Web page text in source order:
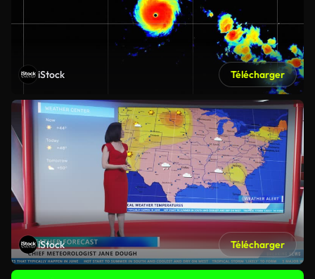
iStock Télécharger
iStock Télécharger